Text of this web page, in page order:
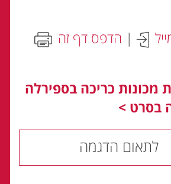
| הדפס דף זה
מכונות כריכה בספירלה
בסרט >
לתאום הדגמה